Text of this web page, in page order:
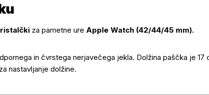
za pametne ure Apple Watch (42/44/45 mm).
in čvrstega nerjavečega jekla. Dolžina paščka je 17
nastavljanje dolžine.